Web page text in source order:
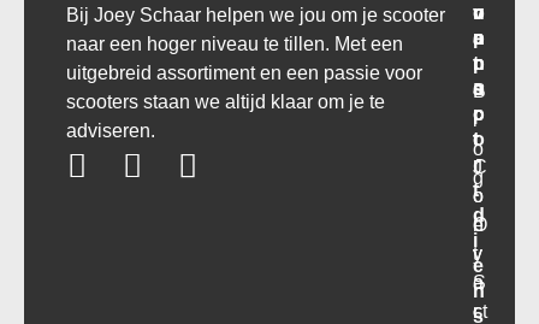
Bij Joey Schaar helpen we jou om je scooter
naar een hoger niveau te tillen. Met een
uitgebreid assortiment en een passie voor
scooters staan we altijd klaar om je te
adviseren.
r
a
n
s
p
o
r
t
d
i
e
n
s
v
e
r
B
l
o
g
O
v
e
r
u
p
p
o
r
t
C
o
n
t
a
ct
o
n
t
a
c
t
J
o
e
y
S
c